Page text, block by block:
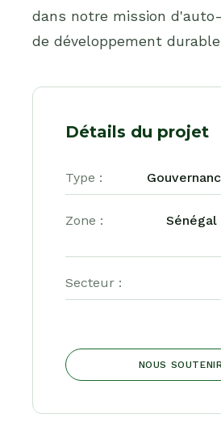
dans notre mission
de développement
Détails du projet
Type :
Zone :
Secteur :
NOUS